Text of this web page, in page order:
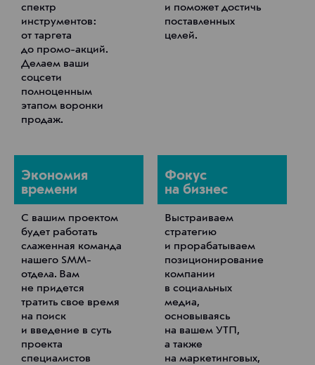
спектр
инструментов:
от таргета
до промо-акций.
Делаем ваши
соцсети
полноценным
этапом воронки
продаж.
и поможет достичь
поставленных
целей.
Экономия
времени
С вашим проектом
будет работать
слаженная команда
нашего SMM-
отдела. Вам
не придется
тратить свое время
на поиск
и введение в суть
проекта
специалистов
Фокус
на бизнес
Выстраиваем
стратегию
и прорабатываем
позиционирование
компании
в социальных
медиа,
основываясь
на вашем УТП,
а также
на маркетинговых,